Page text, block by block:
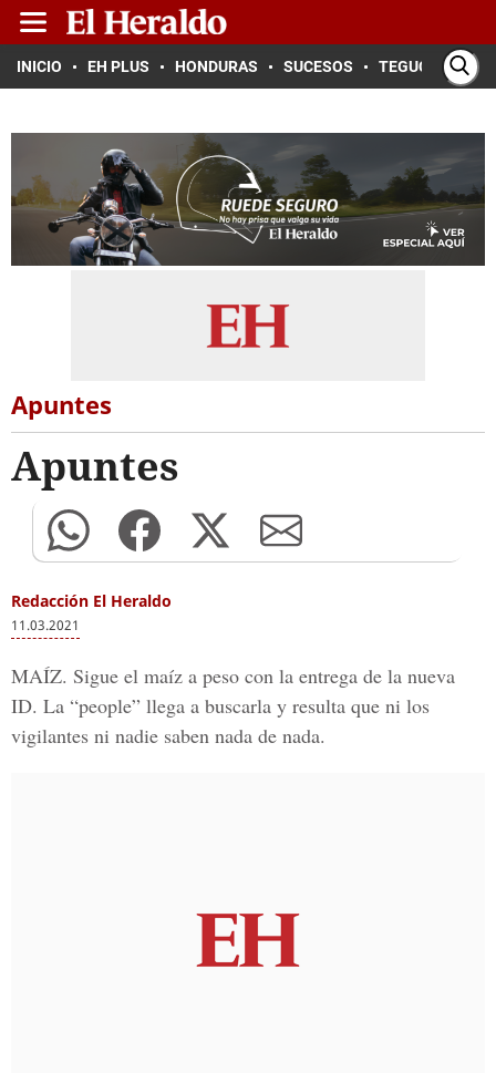
INICIO EH PLUS HONDURAS SUCESOS TEGUCIGALPA
Apuntes
Apuntes
Redacción El Heraldo
11.03.2021
MAÍZ. Sigue el maíz a peso con la entrega de la nueva
ID. La “people” llega a buscarla y resulta que ni los
vigilantes ni nadie saben nada de nada.